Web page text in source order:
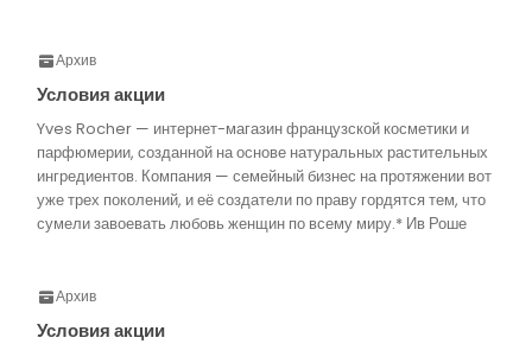
Архив
Условия акции
Yves Rocher — интернет-магазин французской косметики и
парфюмерии, созданной на основе натуральных растительных
ингредиентов. Компания — семейный бизнес на протяжении вот
уже трех поколений, и её создатели по праву гордятся тем, что
сумели завоевать любовь женщин по всему миру.* Ив Роше
Архив
Условия акции